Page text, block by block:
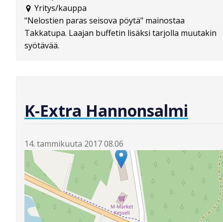
Yritys/kauppa
"Nelostien paras seisova pöytä" mainostaa
Takkatupa. Laajan buffetin lisäksi tarjolla muutakin
syötävää.
K-Extra Hannonsalmi
14. tammikuuta 2017 08.06